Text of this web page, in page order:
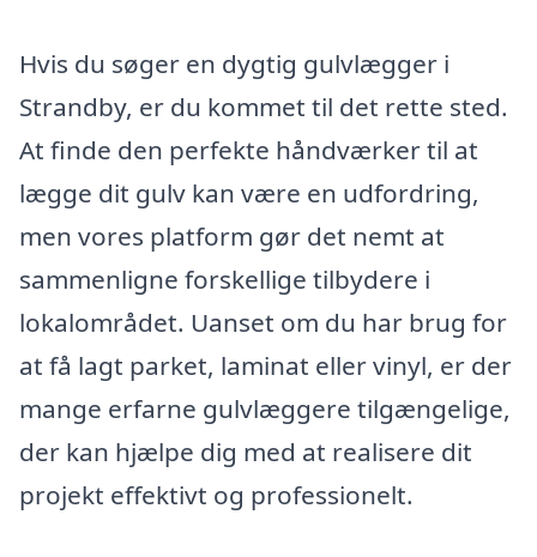
Hvis du søger en dygtig gulvlægger i
Strandby, er du kommet til det rette sted.
At finde den perfekte håndværker til at
lægge dit gulv kan være en udfordring,
men vores platform gør det nemt at
sammenligne forskellige tilbydere i
lokalområdet. Uanset om du har brug for
at få lagt parket, laminat eller vinyl, er der
mange erfarne gulvlæggere tilgængelige,
der kan hjælpe dig med at realisere dit
projekt effektivt og professionelt.